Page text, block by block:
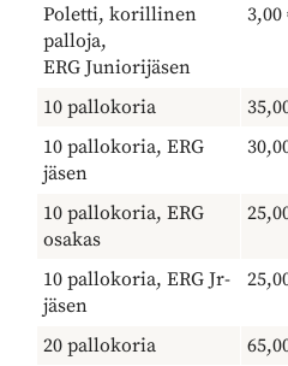
Poletti, korillinen
palloja,
ERG Juniorijäsen
3,00
10 pallokoria
10 pallokoria, ERG
jäsen
10 pallokoria, ERG
osakas
10 pallokoria, ERG Jr-
jäsen
20 pallokoria